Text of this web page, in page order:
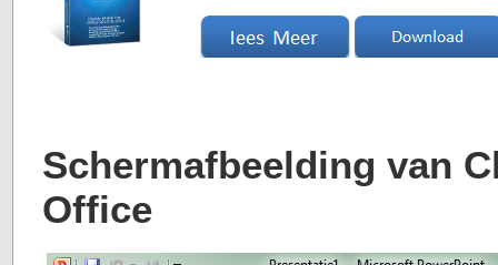
Schermafbeelding van
Office